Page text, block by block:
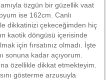
özgün bir güzellik vaat
ise 162cm. Canlı
dikkatinizi çekeceğimden hiç
kaotik döngüsü içerisinde
için fırsatınız olmadı. İşte
sonuna kadar açıyorum.
özellikle dikkat etmekteyim.
gösterme arzusuyla